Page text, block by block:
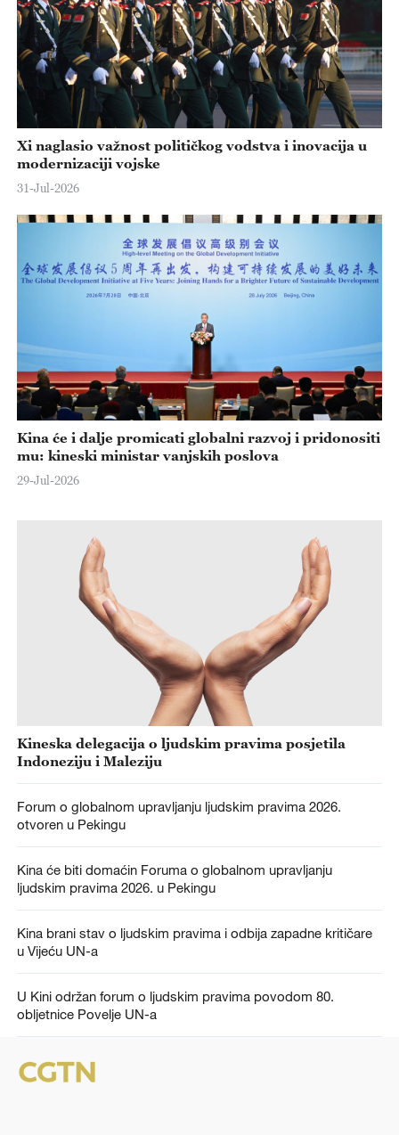
Xi naglasio važnost političkog vodstva i inovacija u
modernizaciji vojske
31-Jul-2026
Kina će i dalje promicati globalni razvoj i pridonositi
mu: kineski ministar vanjskih poslova
29-Jul-2026
Kineska delegacija o ljudskim pravima posjetila
Indoneziju i Maleziju
Forum o globalnom upravljanju ljudskim pravima 2026.
otvoren u Pekingu
Kina će biti domaćin Foruma o globalnom upravljanju
ljudskim pravima 2026. u Pekingu
Kina brani stav o ljudskim pravima i odbija zapadne kritičare
u Vijeću UN-a
U Kini održan forum o ljudskim pravima povodom 80.
obljetnice Povelje UN-a